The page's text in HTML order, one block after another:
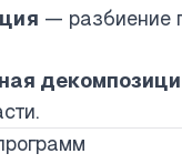
— разбиение